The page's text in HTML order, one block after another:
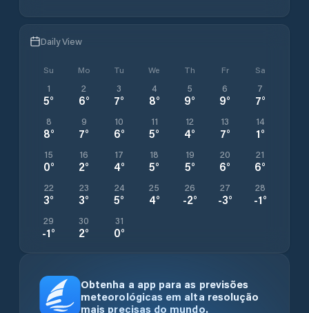
Daily View
Su Mo Tu We Th Fr Sa
1
5°
2
6°
3
7°
4
8°
5
9°
6
9°
7
7°
8
8°
9
7°
10
6°
11
5°
12
4°
13
7°
14
1°
15
0°
16
2°
17
4°
18
5°
19
5°
20
6°
21
6°
22
3°
23
3°
24
5°
25
4°
26
-2°
27
-3°
28
-1°
29
-1°
30
2°
31
0°
Obtenha a app para as previsões
meteorológicas em alta resolução
mais precisas do mundo.